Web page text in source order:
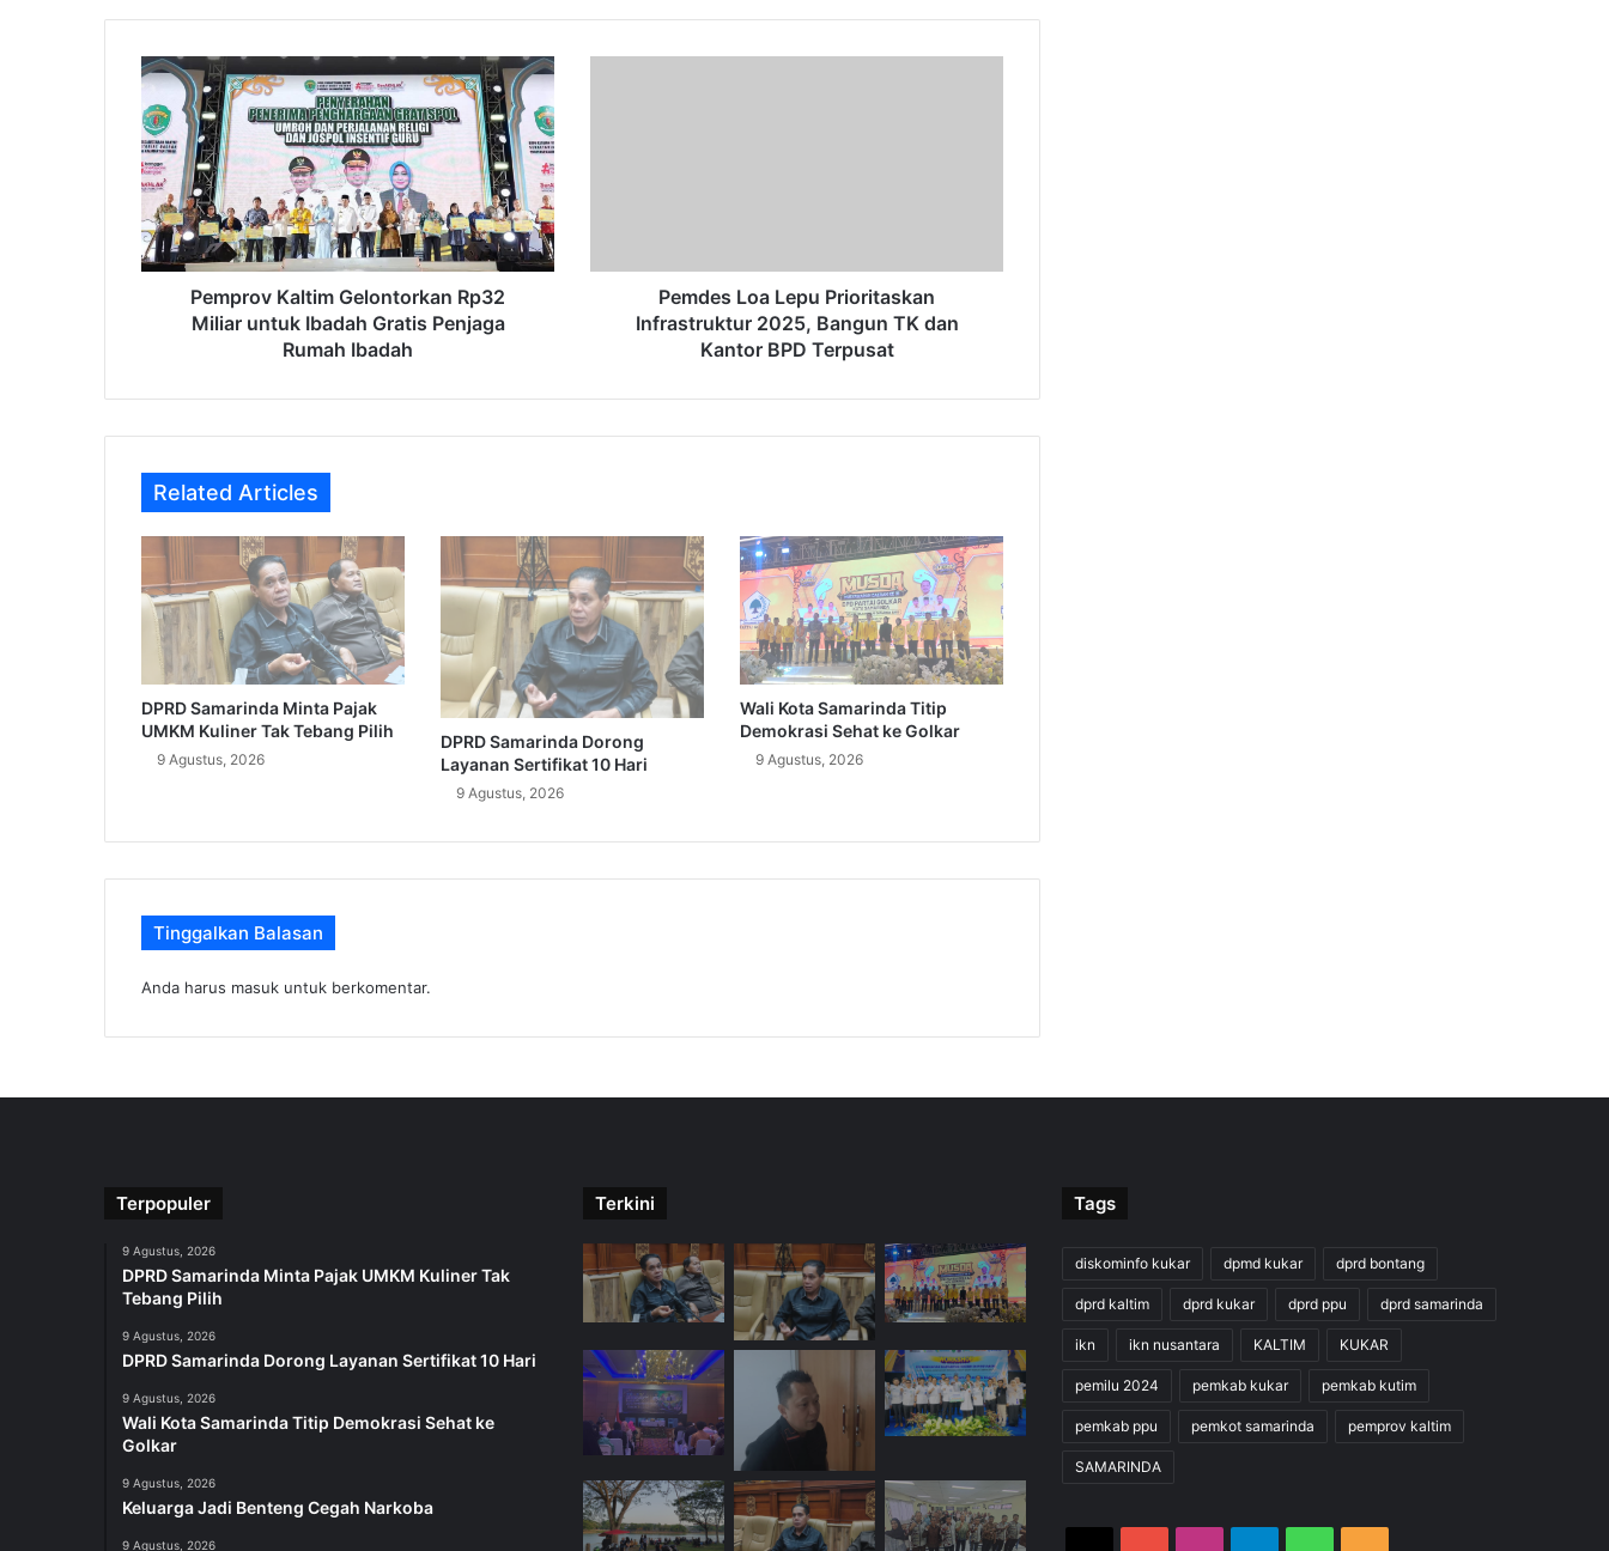
Pemprov
Kaltim
Gelontorkan
Rp32
Miliar
untuk
Ibadah
Gratis
Penjaga
Pemprov Kaltim Gelontorkan Rp32
Miliar untuk Ibadah Gratis Penjaga
Rumah Ibadah
dan
Pemdes Loa Lepu Prioritaskan
Infrastruktur 2025, Bangun TK dan
Kantor BPD Terpusat
Related Articles
DPRD Samarinda Minta Pajak
UMKM Kuliner Tak Tebang Pilih
9 Agustus, 2026
DPRD Samarinda Dorong
Layanan Sertifikat 10 Hari
9 Agustus, 2026
Wali Kota Samarinda Titip
Demokrasi Sehat ke Golkar
9 Agustus, 2026
Tinggalkan Balasan
Anda harus masuk untuk berkomentar.
Terpopuler
9 Agustus, 2026
DPRD Samarinda Minta Pajak UMKM Kuliner Tak
Tebang Pilih
9 Agustus, 2026
DPRD Samarinda Dorong Layanan Sertifikat 10 Hari
9 Agustus, 2026
Wali Kota Samarinda Titip Demokrasi Sehat ke
Golkar
9 Agustus, 2026
Keluarga Jadi Benteng Cegah Narkoba
9 Agustus, 2026
Terkini Tags
diskominfo kukar dpmd kukar dprd bontang
dprd kaltim dprd kukar dprd ppu dprd samarinda
ikn ikn nusantara KALTIM KUKAR
pemilu 2024 pemkab kukar pemkab kutim
pemkab ppu pemkot samarinda pemprov kaltim
SAMARINDA